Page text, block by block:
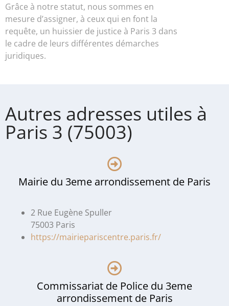
Grâce à notre statut, nous sommes en
mesure d’assigner, à ceux qui en font la
requête, un huissier de justice à Paris 3 dans
le cadre de leurs différentes démarches
juridiques.
Autres adresses utiles à
Paris 3 (75003)
Mairie du 3eme arrondissement de Paris
2 Rue Eugène Spuller
75003 Paris
https://mairiepariscentre.paris.fr/
Commissariat de Police du 3eme
arrondissement de Paris